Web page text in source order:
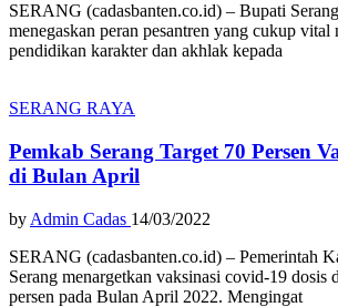
SERANG (cadasbanten.co.id) – Bupati
menegaskan peran pesantren yang cukup vital
pendidikan karakter dan akhlak kepada
SERANG RAYA
Pemkab Serang Target 70 Persen
di Bulan April
by Admin Cadas 14/03/2022
SERANG (cadasbanten.co.id) – Pemerintah
Serang menargetkan vaksinasi covid-19 dosis
persen pada Bulan April 2022. Mengingat